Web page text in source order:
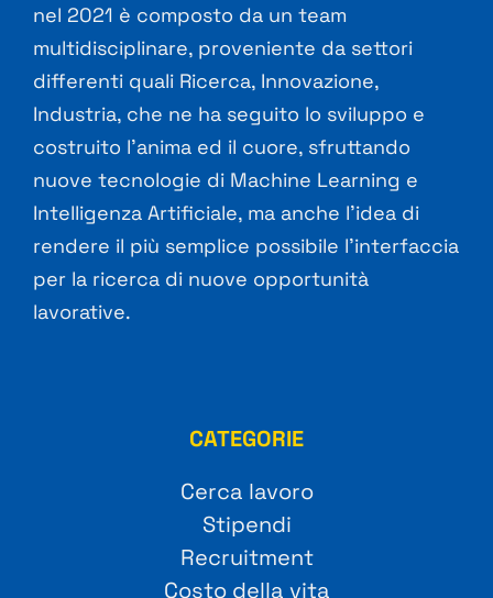
nel 2021 è composto da un team
multidisciplinare, proveniente da settori
differenti quali Ricerca, Innovazione,
Industria, che ne ha seguito lo sviluppo e
costruito l’anima ed il cuore, sfruttando
nuove tecnologie di Machine Learning e
Intelligenza Artificiale, ma anche l’idea di
rendere il più semplice possibile l’interfaccia
per la ricerca di nuove opportunità
lavorative.
CATEGORIE
Cerca lavoro
Stipendi
Recruitment
Costo della vita